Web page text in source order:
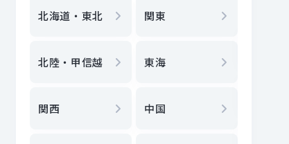
北海道・東北 関東
北陸・甲信越 東海
関西 中国